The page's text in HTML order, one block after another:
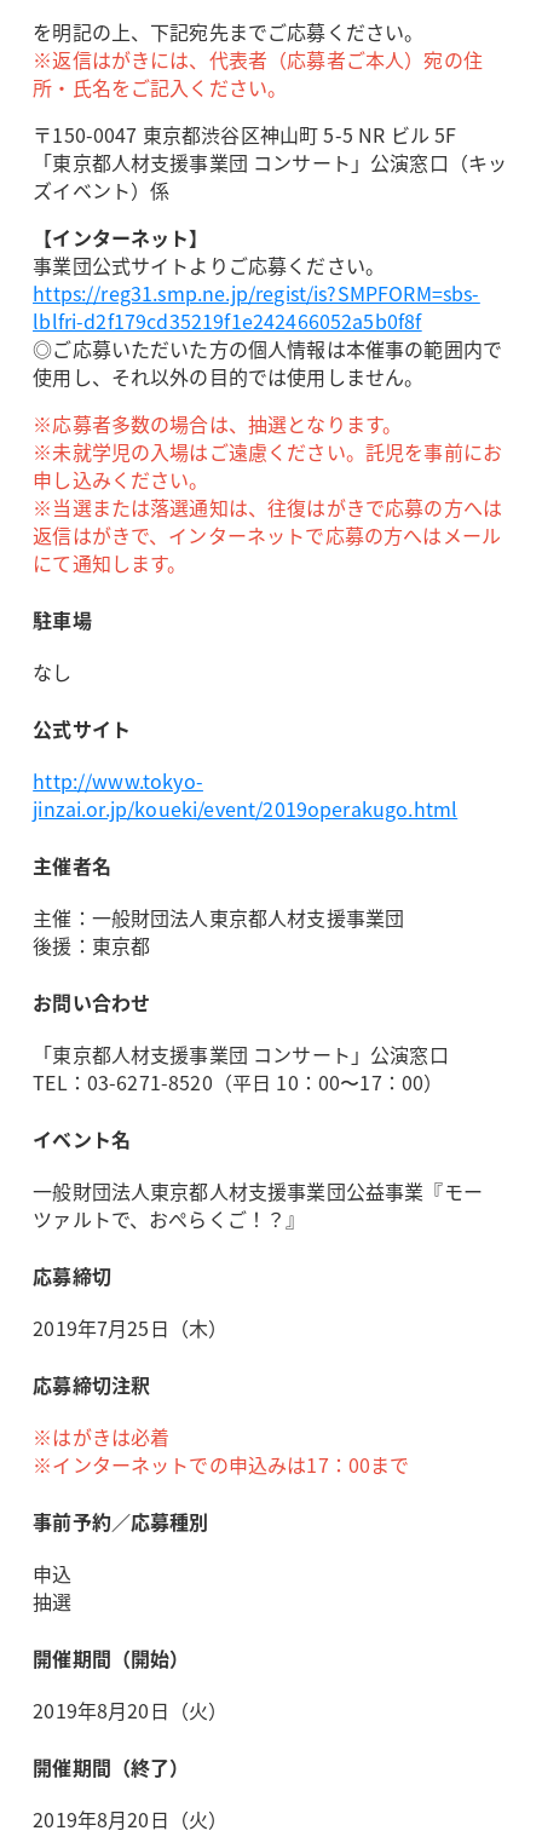
を明記の上、下記宛先までご応募ください。
※返信はがきには、代表者（応募者ご本人）宛の住
所・氏名をご記入ください。
〒150-0047 東京都渋谷区神山町 5-5 NR ビル 5F
「東京都人材支援事業団 コンサート」公演窓口（キッ
ズイベント）係
【インターネット】
事業団公式サイトよりご応募ください。
https://reg31.smp.ne.jp/regist/is?SMPFORM=sbs-
lblfri-d2f179cd35219f1e242466052a5b0f8f
◎ご応募いただいた方の個人情報は本催事の範囲内で
使用し、それ以外の目的では使用しません。
※応募者多数の場合は、抽選となります。
※未就学児の入場はご遠慮ください。託児を事前にお
申し込みください。
※当選または落選通知は、往復はがきで応募の方へは
返信はがきで、インターネットで応募の方へはメール
にて通知します。
駐車場
なし
公式サイト
http://www.tokyo-
jinzai.or.jp/koueki/event/2019operakugo.html
主催者名
主催：一般財団法人東京都人材支援事業団
後援：東京都
お問い合わせ
「東京都人材支援事業団 コンサート」公演窓口
TEL：03-6271-8520（平日 10：00〜17：00）
イベント名
一般財団法人東京都人材支援事業団公益事業『モー
ツァルトで、おぺらくご！？』
応募締切
2019年7月25日（木）
応募締切注釈
※はがきは必着
※インターネットでの申込みは17：00まで
事前予約／応募種別
申込
抽選
開催期間（開始）
2019年8月20日（火）
開催期間（終了）
2019年8月20日（火）